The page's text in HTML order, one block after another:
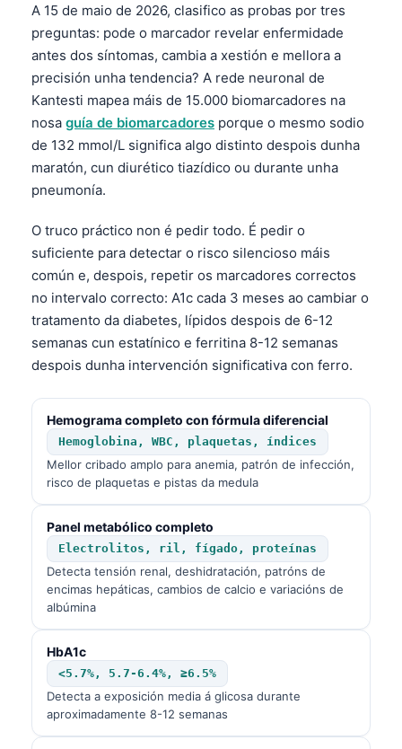
A 15 de maio de 2026, clasifico as probas por tres
preguntas: pode o marcador revelar enfermidade
antes dos síntomas, cambia a xestión e mellora a
precisión unha tendencia? A rede neuronal de
Kantesti mapea máis de 15.000 biomarcadores na
nosa guía de biomarcadores porque o mesmo sodio
de 132 mmol/L significa algo distinto despois dunha
maratón, cun diurético tiazídico ou durante unha
pneumonía.
O truco práctico non é pedir todo. É pedir o
suficiente para detectar o risco silencioso máis
común e, despois, repetir os marcadores correctos
no intervalo correcto: A1c cada 3 meses ao cambiar o
tratamento da diabetes, lípidos despois de 6-12
semanas cun estatínico e ferritina 8-12 semanas
despois dunha intervención significativa con ferro.
Hemograma completo con fórmula diferencial
Hemoglobina, WBC, plaquetas, índices
Mellor cribado amplo para anemia, patrón de infección,
risco de plaquetas e pistas da medula
Panel metabólico completo
Electrolitos, ril, fígado, proteínas
Detecta tensión renal, deshidratación, patróns de
encimas hepáticas, cambios de calcio e variacións de
albúmina
HbA1c
<5.7%, 5.7-6.4%, ≥6.5%
Detecta a exposición media á glicosa durante
aproximadamente 8-12 semanas